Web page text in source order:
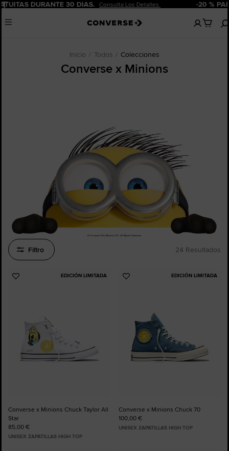
Pausar -20 % PARA NUEVOS CLIENTES. ¡Regístrate Ahora!
Menu
No
hay
Inicio Todos Colecciones
Converse x Minions
Filtro 24 Resultados
EDICIÓN LIMITADA
Añadir
Converse x Minions Chuck Taylor All
Star
85,00 €
UNISEX ZAPATILLAS HIGH TOP
EDICIÓN LIMITADA
Añadir
Converse x Minions Chuck 70
100,00 €
UNISEX ZAPATILLAS HIGH TOP